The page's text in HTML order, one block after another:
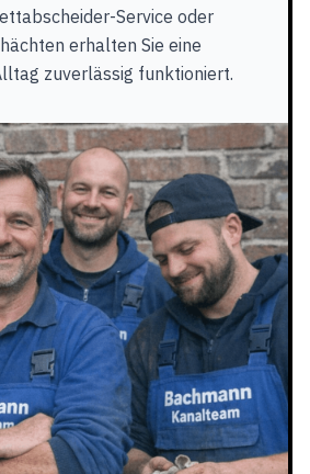
Service oder
erhalten Sie eine
zuverlässig funktioniert.